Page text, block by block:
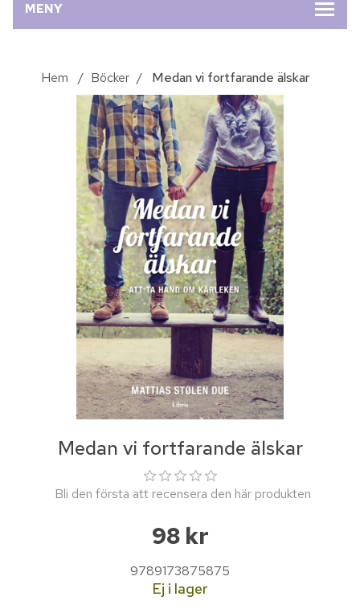
MENY
Hem / Böcker / Medan vi fortfarande älskar
Medan vi fortfarande älskar
Bli den första att recensera den här produkten
98 kr
9789173875875
Ej i lager